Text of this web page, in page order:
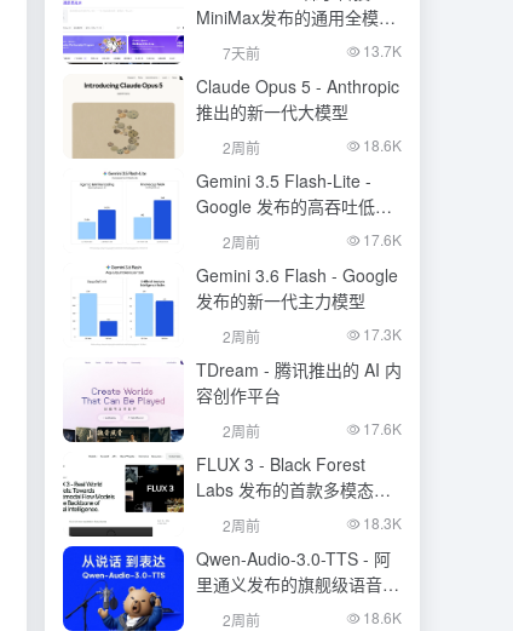
MiniMax发布的通用全模态
生成模型
7天前 13.7K
Claude Opus 5 - Anthropic
推出的新一代大模型
2周前 18.6K
Gemini 3.5 Flash-Lite -
Google 发布的高吞吐低成
本模型
2周前 17.6K
Gemini 3.6 Flash - Google
发布的新一代主力模型
2周前 17.3K
TDream - 腾讯推出的 AI 内
容创作平台
2周前 17.6K
FLUX 3 - Black Forest
Labs 发布的首款多模态基
础模型
2周前 18.3K
Qwen-Audio-3.0-TTS - 阿
里通义发布的旗舰级语音合
成大模型
2周前 18.6K